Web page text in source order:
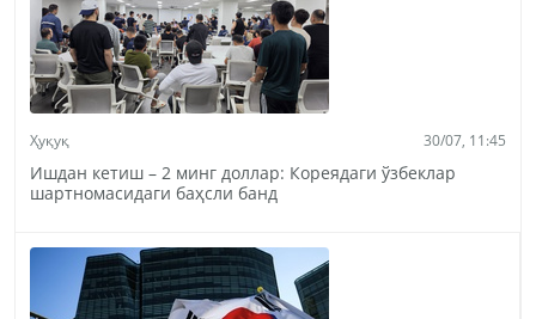
Ҳуқуқ 30/07, 11:45
Ишдан кетиш – 2 минг доллар: Кореядаги ўзбеклар
шартномасидаги баҳсли банд